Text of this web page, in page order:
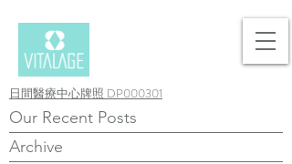
日間醫療中心牌照 DP000301
Our Recent Posts
Archive